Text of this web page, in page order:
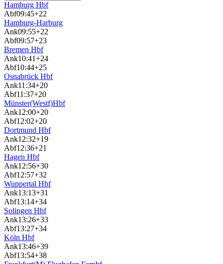
Hamburg Hbf
Abf09:45+22
Hamburg-Harburg
Ank09:55+22
Abf09:57+23
Bremen Hbf
Ank10:41+24
Abf10:44+25
Osnabrück Hbf
Ank11:34+20
Abf11:37+20
Münster(Westf)Hbf
Ank12:00+20
Abf12:02+20
Dortmund Hbf
Ank12:32+19
Abf12:36+21
Hagen Hbf
Ank12:56+30
Abf12:57+32
Wuppertal Hbf
Ank13:13+31
Abf13:14+34
Solingen Hbf
Ank13:26+33
Abf13:27+34
Köln Hbf
Ank13:46+39
Abf13:54+38